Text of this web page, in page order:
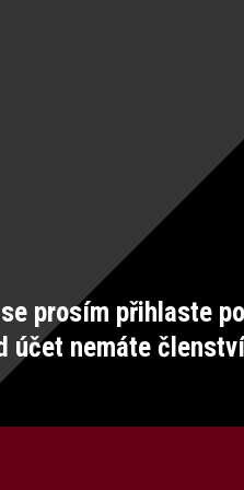
prosím přihlaste
účet nemáte